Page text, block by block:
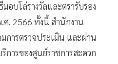
บโล่รางวัลและตรารับรอง
ศ. 2566 ทั้งนี้ สำนักงาน
การตรวจประเมิน และผ่าน
การของศูนย์ราชการสะดวก